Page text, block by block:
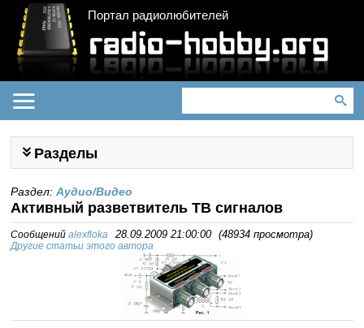
Портал радиолюбителей
Разделы
Раздел:Аудио/Видео
Активный разветвитель ТВ сигналов
Сообщенийalexfloka 28.09.2009 21:00:00 (48934 просмотра)
Другие статьи этого автора